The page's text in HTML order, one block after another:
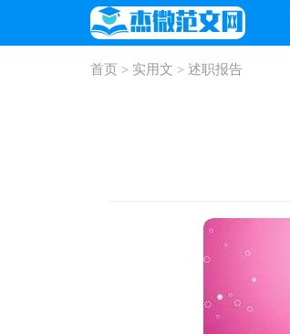
首页 > 实用文 > 述职报告